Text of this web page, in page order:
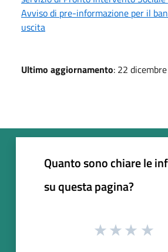
Avviso di pre-informazione per il
uscita
Ultimo aggiornamento: 22
Quanto sono chiare le
su questa pagina?